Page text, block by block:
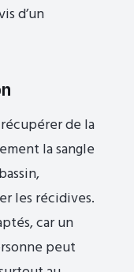
d’un
de la
la sangle
les récidives.
car un
peut